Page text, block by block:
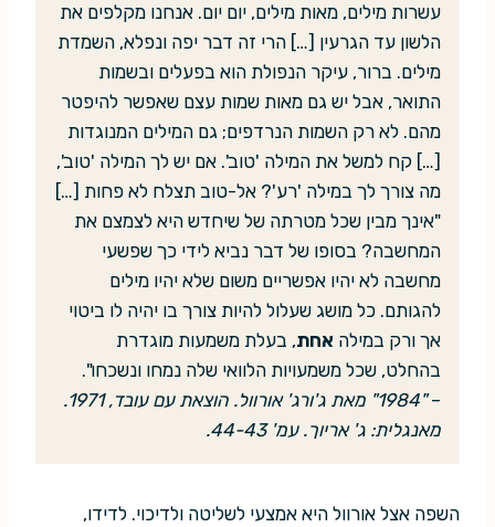
עשרות מילים, מאות מילים, יום יום. אנחנו מקלפים את
הלשון עד הגרעין […] הרי זה דבר יפה ונפלא, השמדת
מילים. ברור, עיקר הנפולת הוא בפעלים ובשמות
התואר, אבל יש גם מאות שמות עצם שאפשר להיפטר
מהם. לא רק השמות הנרדפים; גם המילים המנוגדות
[…] קח למשל את המילה 'טוב'. אם יש לך המילה 'טוב',
מה צורך לך במילה 'רע'? אל-טוב תצלח לא פחות […]
"אינך מבין שכל מטרתה של שיחדש היא לצמצם את
המחשבה? בסופו של דבר נביא לידי כך שפשעי
מחשבה לא יהיו אפשריים משום שלא יהיו מילים
להגותם. כל מושג שעלול להיות צורך בו יהיה לו ביטוי
אך ורק במילה אחת, בעלת משמעות מוגדרת
בהחלט, שכל משמעויות הלוואי שלה נמחו ונשכחו".
–
"1984" מאת ג'ורג' אורוול. הוצאת עם עובד, 1971.
מאנגלית: ג' אריוך. עמ' 44-43.
השפה אצל אורוול היא אמצעי לשליטה ולדיכוי. לדידו,